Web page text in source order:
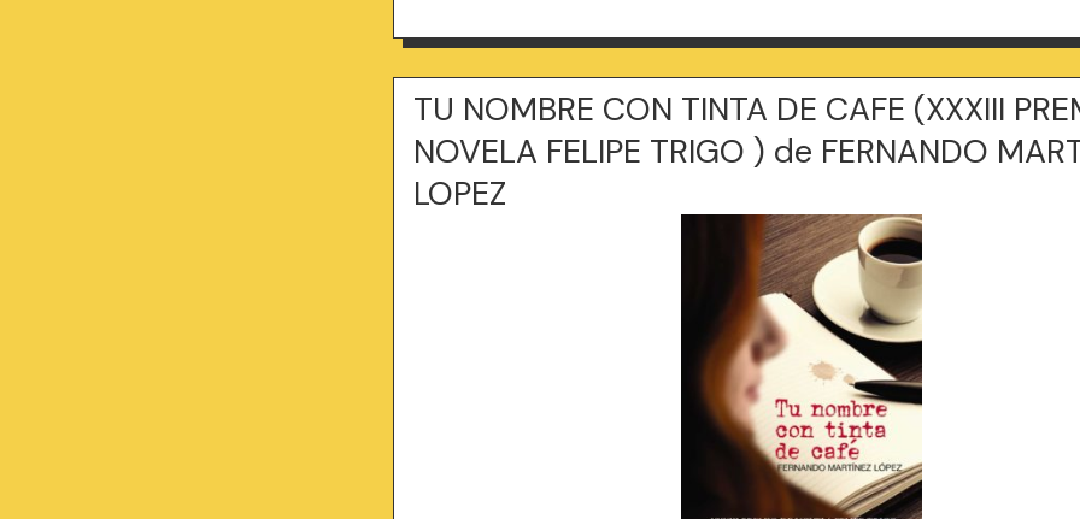
TU NOMBRE CON TINTA DE CAFE (XXXIII
NOVELA FELIPE TRIGO ) de FERNANDO
LOPEZ